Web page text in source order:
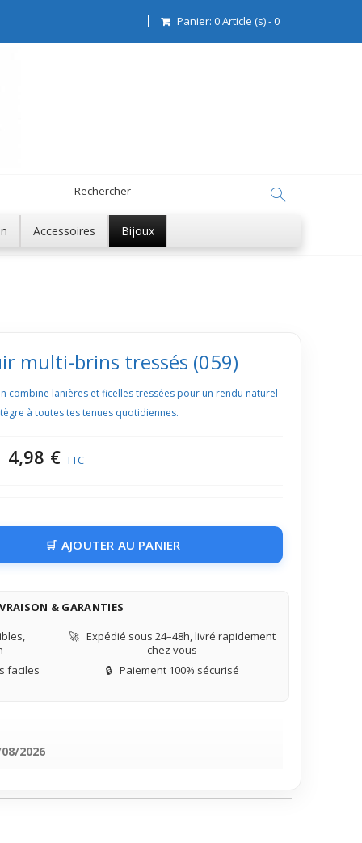
Panier: 0Article (s)-0
Accessoires Bijoux
multi-brins tressés (059)
combine lanières et ficelles tressées pour un rendu naturel
à toutes tes tenues quotidiennes.
4,98 € TTC
AJOUTER AU PANIER
& GARANTIES
🚀 Expédié sous 24–48h, livré rapidement
chez vous
faciles
🔒 Paiement 100% sécurisé
2026